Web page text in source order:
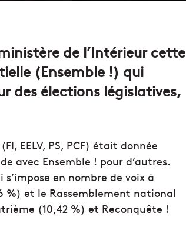
de l’Intérieur cette
(Ensemble !) qui
des élections législatives,
EELV, PS, PCF) était donnée
avec Ensemble ! pour d’autres.
en nombre de voix à
%) et le Rassemblement national
(10,42 %) et Reconquête !